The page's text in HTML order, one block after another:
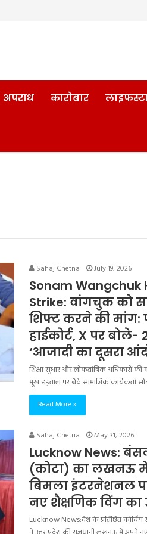
अपराध कारोबार
Sahaj Chetna July 19, 2026
Sonam Wangchuk
Strike: वांगचुक को
शिफ्ट करने की मांग:
हाईकोर्ट, X पर बोले-
‘आजादी का दूसरा
शिक्षा सुधार और लोकतांत्रिक अधिकारों
भूख हड़ताल पर बैठे सामाजिक कार्यकर्ता
Read More »
Sahaj Chetna May 31, 2026
Lucknow News:
(कोटा) का लखनऊ
बिमला इंटरनेशनल
नए शैक्षणिक विंग का
Lucknow News:देश के प्रतिष्ठित